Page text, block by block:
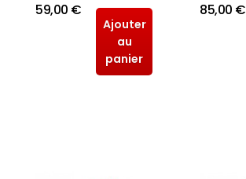
59,00 €
Ajouter
au
panier
85,00 €